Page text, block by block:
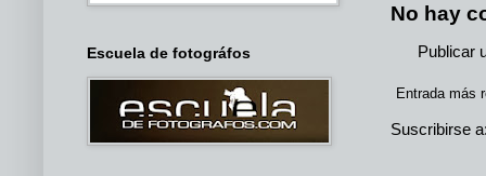
No hay
Publicar
Entrada más
Suscribirse
Escuela de fotográfos